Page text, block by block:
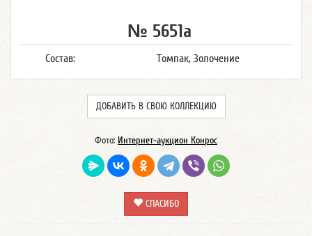
№ 5651а
Состав: Томпак, Золочение
ДОБАВИТЬ В СВОЮ КОЛЛЕКЦИЮ
Фото: Интернет-аукцион Конрос
СПАСИБО